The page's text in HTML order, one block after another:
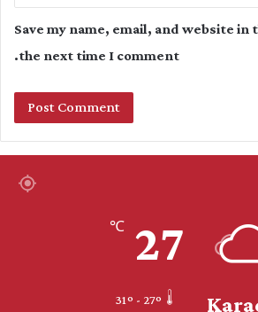
Save my name, email, and website
the next time I comment.
27
℃